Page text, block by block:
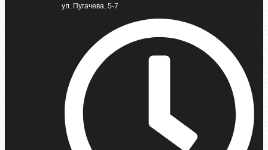
ул. Пугачева, 5-7